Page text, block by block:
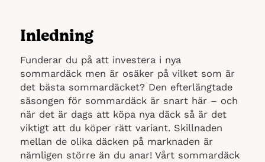
Inledning
Funderar du på att investera i nya
sommardäck men är osäker på vilket som är
det bästa sommardäcket? Den efterlängtade
säsongen för sommardäck är snart här – och
när det är dags att köpa nya däck så är det
viktigt att du köper rätt variant. Skillnaden
mellan de olika däcken på marknaden är
nämligen större än du anar! Vårt sommardäck